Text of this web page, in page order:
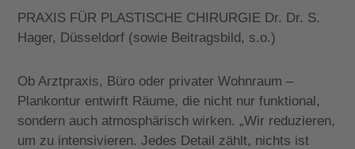
PRAXIS FÜR PLASTISCHE CHIRURGIE Dr. Dr. S.
Hager, Düsseldorf (sowie Beitragsbild, s.o.)
Ob Arztpraxis, Büro oder privater Wohnraum –
Plankontur entwirft Räume, die nicht nur funktional,
sondern auch atmosphärisch wirken. „Wir reduzieren,
um zu intensivieren. Jedes Detail zählt, nichts ist